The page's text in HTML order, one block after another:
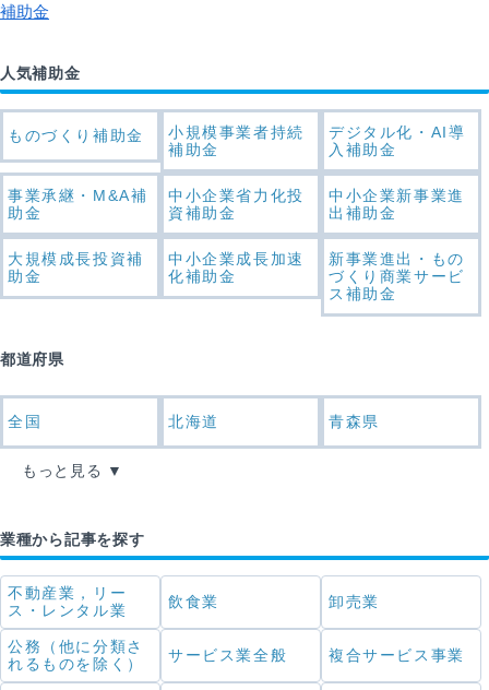
補助金
人気補助金
ものづくり補助金
小規模事業者持続
補助金
デジタル化・AI導
入補助金
事業承継・M&A補
助金
中小企業省力化投
資補助金
中小企業新事業進
出補助金
大規模成長投資補
助金
中小企業成長加速
化補助金
新事業進出・もの
づくり商業サービ
ス補助金
都道府県
全国 北海道 青森県
もっと見る
業種から記事を探す
不動産業，リー
ス・レンタル業
飲食業 卸売業
公務（他に分類さ
れるものを除く）
サービス業全般 複合サービス事業